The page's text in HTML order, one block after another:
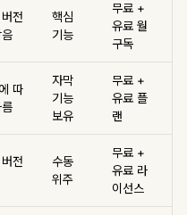
전
핵심
기능
무료 +
유료 월
구독
따
자막
기능
보유
무료 +
유료 플
랜
전
수동
위주
무료 +
유료 라
이선스